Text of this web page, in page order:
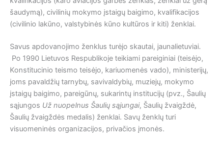
šaudymą), civilinių mokymo įstaigų baigimo, kvalifikacijos
(civilinio lakūno, valstybinės kūno kultūros ir kiti) ženklai.
Savus apdovanojimo ženklus turėjo skautai, jaunalietuviai.
Po 1990 Lietuvos Respublikoje teikiami pareiginiai (teisėjo,
Konstitucinio teismo teisėjo, kariuomenės vado), ministerijų,
joms pavaldžių tarnybų, savivaldybių, muziejų, mokymo
įstaigų baigimo, pareigūnų, sukarintų institucijų (pvz., Šaulių
sąjungos Už nuopelnus Šaulių sąjungai, Šaulių žvaigždė,
Šaulių žvaigždės medalis) ženklai. Savų ženklų turi
visuomeninės organizacijos, privačios įmonės.